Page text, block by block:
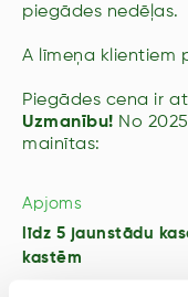
piegādes nedēļas.
A līmeņa klientiem
Piegādes cena ir
Uzmanību! No
mainītas:
līdz 5 jaunstādu
kastēm